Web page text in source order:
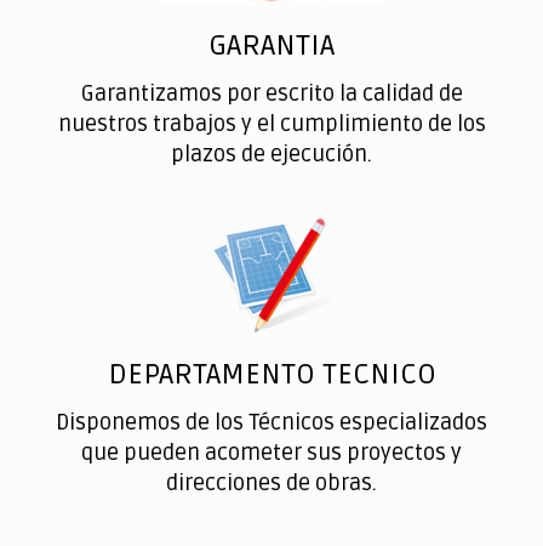
GARANTIA
Garantizamos por escrito la calidad de
nuestros trabajos y el cumplimiento de los
plazos de ejecución.
DEPARTAMENTO TECNICO
Disponemos de los Técnicos especializados
que pueden acometer sus proyectos y
direcciones de obras.